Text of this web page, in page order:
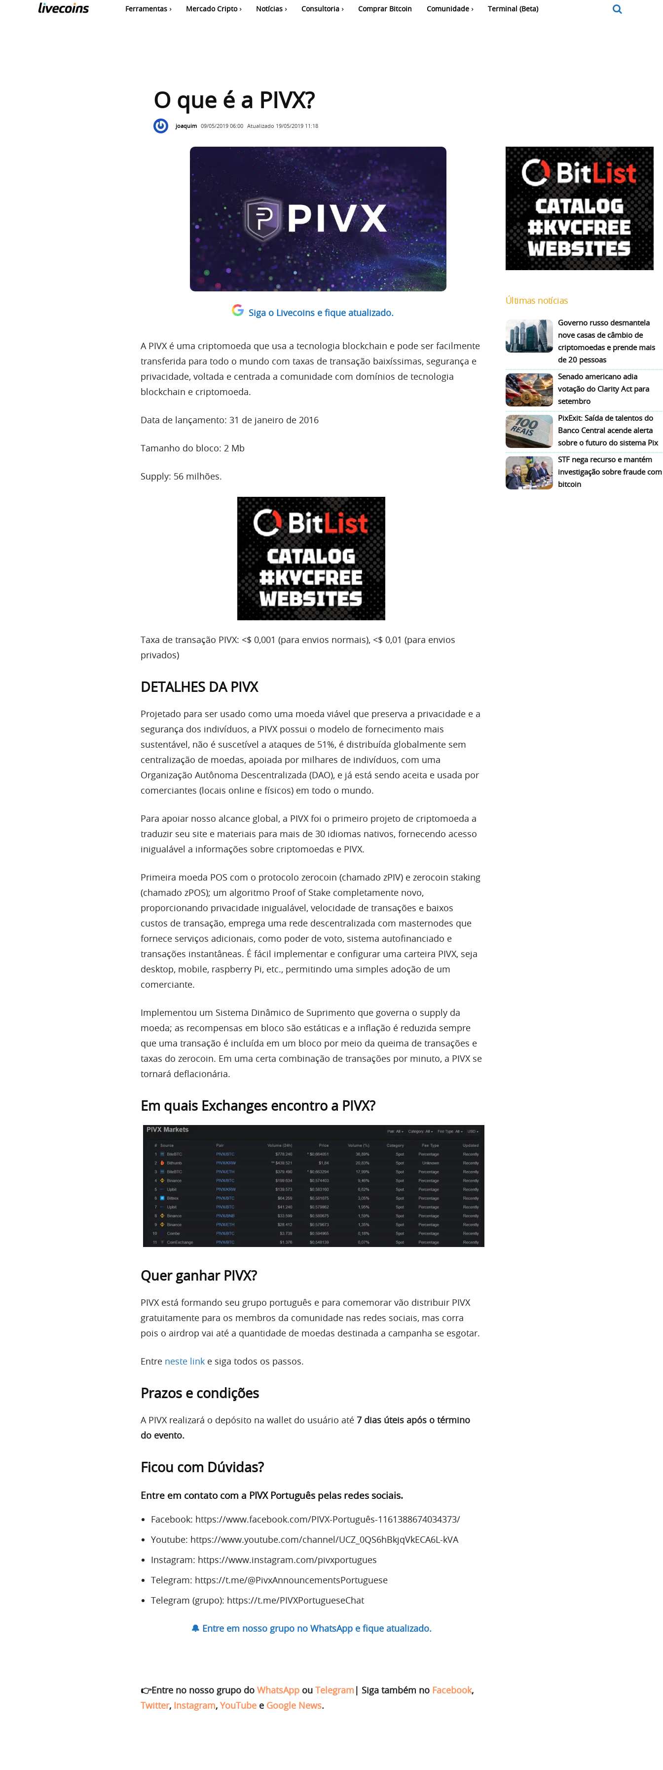
Ferramentas Mercado Cripto Notícias Consultoria Comprar Bitcoin Comunidade Terminal (Beta)
O que é a PIVX?
joaquim 09/05/2019 06:00 Atualizado 19/05/2019 11:18
Siga o Livecoins e fique atualizado.
A PIVX é uma criptomoeda que usa a tecnologia blockchain e pode ser facilmente
transferida para todo o mundo com taxas de transação baixíssimas, segurança e
privacidade, voltada e centrada a comunidade com domínios de tecnologia
blockchain e criptomoeda.
Data de lançamento: 31 de janeiro de 2016
Tamanho do bloco: 2 Mb
Supply: 56 milhões.
Taxa de transação PIVX: <$ 0,001 (para envios normais), <$ 0,01 (para envios
privados)
DETALHES DA PIVX
Projetado para ser usado como uma moeda viável que preserva a privacidade e a
segurança dos indivíduos, a PIVX possui o modelo de fornecimento mais
sustentável, não é suscetível a ataques de 51%, é distribuída globalmente sem
centralização de moedas, apoiada por milhares de indivíduos, com uma
Organização Autônoma Descentralizada (DAO), e já está sendo aceita e usada por
comerciantes (locais online e físicos) em todo o mundo.
Para apoiar nosso alcance global, a PIVX foi o primeiro projeto de criptomoeda a
traduzir seu site e materiais para mais de 30 idiomas nativos, fornecendo acesso
inigualável a informações sobre criptomoedas e PIVX.
Primeira moeda POS com o protocolo zerocoin (chamado zPIV) e zerocoin staking
(chamado zPOS); um algoritmo Proof of Stake completamente novo,
proporcionando privacidade inigualável, velocidade de transações e baixos
custos de transação, emprega uma rede descentralizada com masternodes que
fornece serviços adicionais, como poder de voto, sistema autofinanciado e
transações instantâneas. É fácil implementar e configurar uma carteira PIVX, seja
desktop, mobile, raspberry Pi, etc., permitindo uma simples adoção de um
comerciante.
Implementou um Sistema Dinâmico de Suprimento que governa o supply da
moeda; as recompensas em bloco são estáticas e a inflação é reduzida sempre
que uma transação é incluída em um bloco por meio da queima de transações e
taxas do zerocoin. Em uma certa combinação de transações por minuto, a PIVX se
tornará deflacionária.
Em quais Exchanges encontro a PIVX?
Quer ganhar PIVX?
PIVX está formando seu grupo português e para comemorar vão distribuir PIVX
gratuitamente para os membros da comunidade nas redes sociais, mas corra
pois o airdrop vai até a quantidade de moedas destinada a campanha se esgotar.
Entre neste link e siga todos os passos.
Prazos e condições
A PIVX realizará o depósito na wallet do usuário até 7 dias úteis após o término
do evento.
Ficou com Dúvidas?
Entre em contato com a PIVX Português pelas redes sociais.
Facebook: https://www.facebook.com/PIVX-Português-1161388674034373/
Youtube: https://www.youtube.com/channel/UCZ_0QS6hBkjqVkECA6L-kVA
Instagram: https://www.instagram.com/pivxportugues
Telegram: https://t.me/@PivxAnnouncementsPortuguese
Telegram (grupo): https://t.me/PIVXPortugueseChat
🔔 Entre em nosso grupo no WhatsApp e fique atualizado.
👉Entre no nosso grupo do WhatsApp ou Telegram | Siga também no Facebook,
Twitter, Instagram, YouTube e Google News.
Últimas notícias
Governo russo desmantela
nove casas de câmbio de
criptomoedas e prende mais
de 20 pessoas
Senado americano adia
votação do Clarity Act para
setembro
PixExit: Saída de talentos do
Banco Central acende alerta
sobre o futuro do sistema Pix
STF nega recurso e mantém
investigação sobre fraude com
bitcoin